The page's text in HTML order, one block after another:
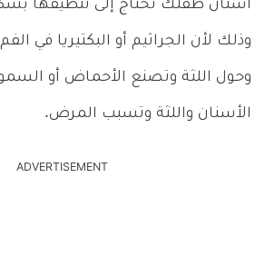
أسنان طفلك تحتاج إلى تنظيفها
وذلك لأن الجراثيم أو البكتيريا في
وحول اللثة وتصنع الأحماض أو
الأسنان واللثة وتسبب المرض.
ADVERTISEMENT